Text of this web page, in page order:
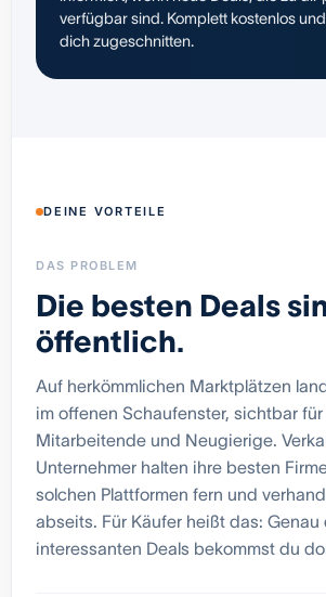
verfügbar sind. Komplett kostenlos
dich zugeschnitten.
DEINE VORTEILE
DAS PROBLEM
Die besten Deals
öffentlich.
Auf herkömmlichen Marktplätzen
im offenen Schaufenster, sichtbar
Mitarbeitende und Neugierige.
Unternehmer halten ihre besten
solchen Plattformen fern und
abseits. Für Käufer heißt das: Genau
interessanten Deals bekommst du